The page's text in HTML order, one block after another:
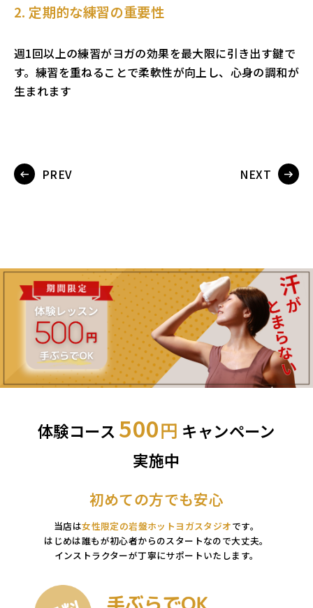
2. 定期的な練習の重要性
週1回以上の練習がヨガの効果を最大限に引き出す鍵で
す。練習を重ねることで柔軟性が向上し、心身の調和が
生まれます
PREV NEXT
体験コース 500円 キャンペーン
実施中
初めての方でも安心
当店は女性限定の岩盤ホットヨガスタジオです。
はじめは誰もが初心者からのスタートなので大丈夫。
インストラクターが丁寧にサポートいたします。